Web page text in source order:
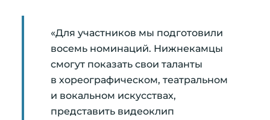
«Для участников мы подготовили
восемь номинаций. Нижнекамцы
смогут показать свои таланты
в хореографическом, театральном
и вокальном искусствах,
представить видеоклип